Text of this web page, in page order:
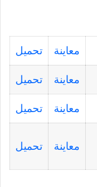
معاينة تحميل
معاينة تحميل
معاينة تحميل
معاينة تحميل